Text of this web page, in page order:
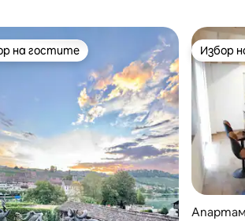
избор на гостите
на гостите Избор
Избор